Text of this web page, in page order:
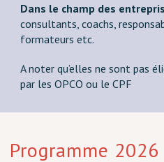
Dans le champ des
consultants, coachs,
formateurs etc.
A noter qu’elles ne sont pas
par les OPCO ou le CPF
Programme 2026